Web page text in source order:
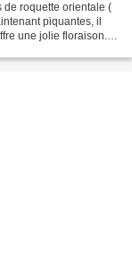
de roquette orientale (
piquantes, il
une jolie floraison.